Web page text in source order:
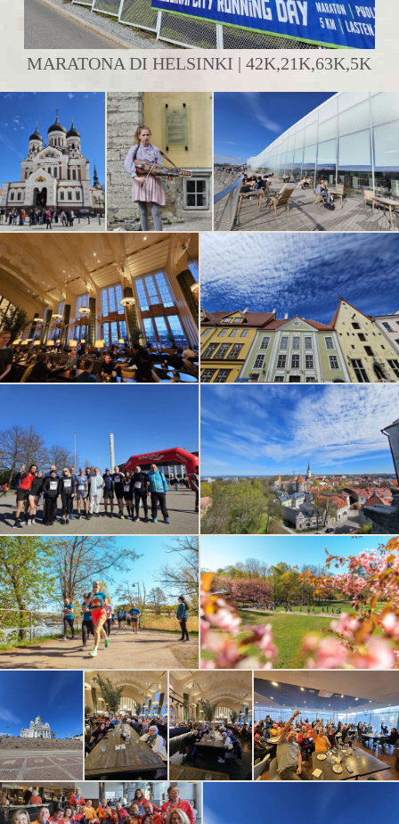
MARATONA DI HELSINKI | 42K,21K,63K,5K